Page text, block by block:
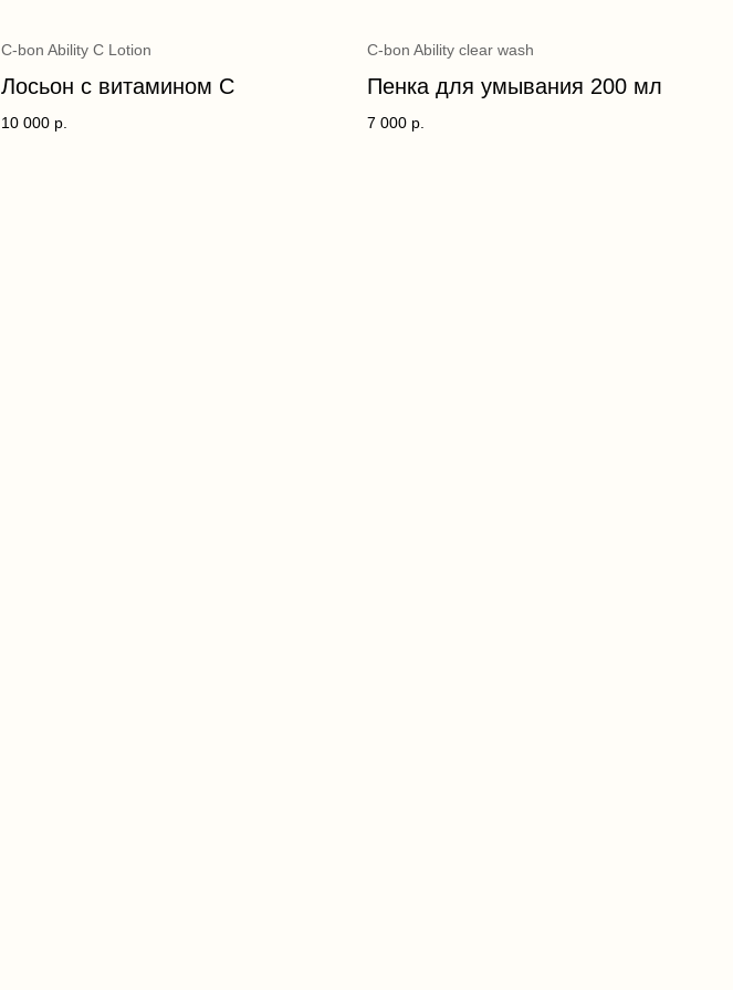
C-bon Ability C Lotion
Лосьон с витамином С
10 000 р.
C-bon Ability clear wash
Пенка для умывания 200 мл
7 000 р.